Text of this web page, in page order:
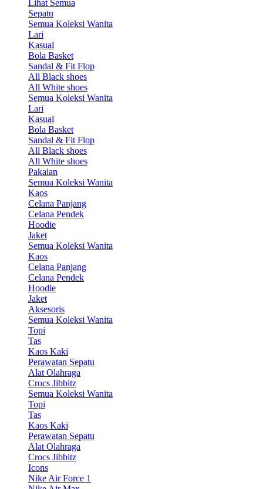
Lihat Semua
Sepatu
Semua Koleksi Wanita
Lari
Kasual
Bola Basket
Sandal & Fit Flop
All Black shoes
All White shoes
Semua Koleksi Wanita
Lari
Kasual
Bola Basket
Sandal & Fit Flop
All Black shoes
All White shoes
Pakaian
Semua Koleksi Wanita
Kaos
Celana Panjang
Celana Pendek
Hoodie
Jaket
Semua Koleksi Wanita
Kaos
Celana Panjang
Celana Pendek
Hoodie
Jaket
Aksesoris
Semua Koleksi Wanita
Topi
Tas
Kaos Kaki
Perawatan Sepatu
Alat Olahraga
Crocs Jibbitz
Semua Koleksi Wanita
Topi
Tas
Kaos Kaki
Perawatan Sepatu
Alat Olahraga
Crocs Jibbitz
Icons
Nike Air Force 1